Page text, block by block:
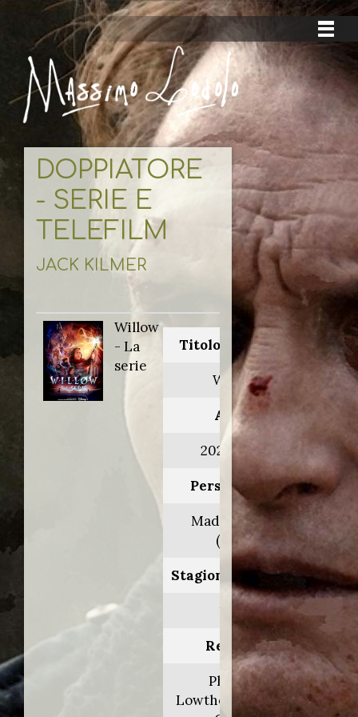
DOPPIATORE
- SERIE E
TELEFILM
JACK KILMER
Willow
- La
serie
Titolo originale:
Willow
Anno:
2022>2023
Personaggio:
Madmartigan
(voce)
Stagione.Episodio:
1.6-8
Regia di:
Philippa
Lowthorpe/Jamie